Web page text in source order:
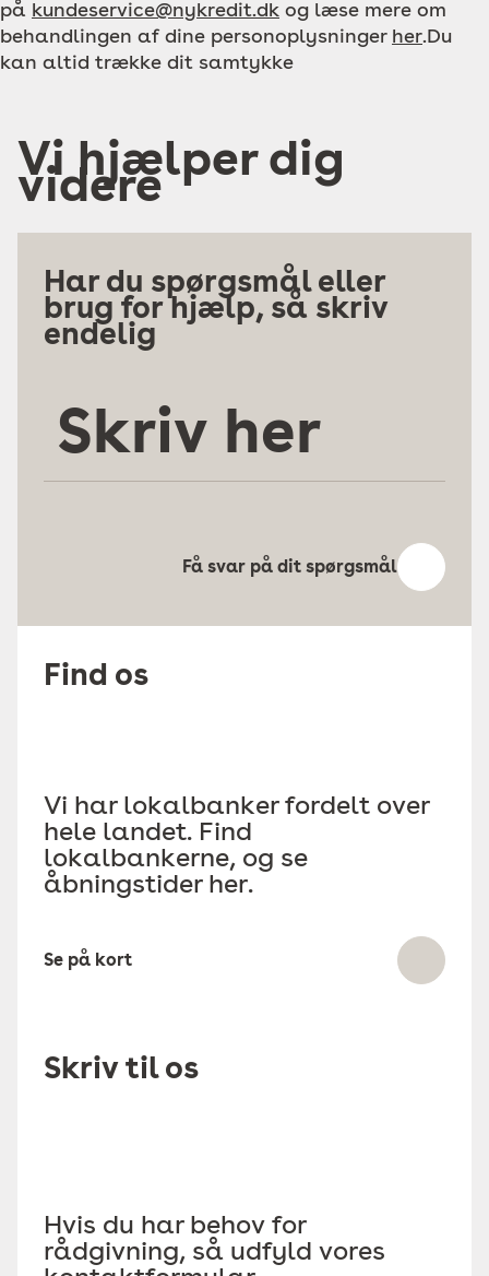
på kundeservice@nykredit.dk og læse mere om
behandlingen af dine personoplysninger her.Du
kan altid trække dit samtykke
Vi hjælper dig
videre
Har du spørgsmål eller
brug for hjælp, så skriv
endelig
her
Få svar på dit spørgsmål
Find os
Vi har lokalbanker fordelt over
hele landet. Find
lokalbankerne, og se
åbningstider her.
Se på kort
Skriv til os
Hvis du har behov for
rådgivning, så udfyld vores